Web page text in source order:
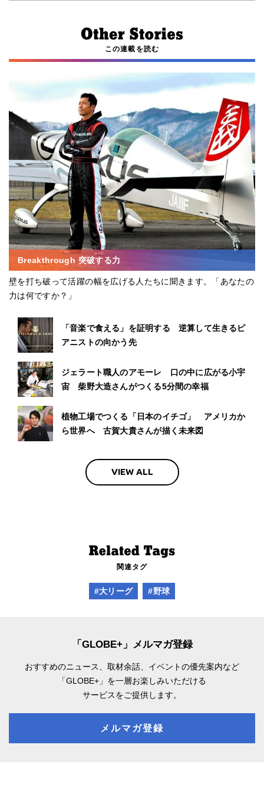
この連載を読む
Breakthrough 突破する力
壁を打ち破って活躍の幅を広げる人たちに聞きます。「あなたの
力は何ですか？」
「音楽で食える」を証明する 逆算して生きるピ
アニストの向かう先
ジェラート職人のアモーレ 口の中に広がる小宇
宙 柴野大造さんがつくる5分間の幸福
植物工場でつくる「日本のイチゴ」 アメリカか
ら世界へ 古賀大貴さんが描く未来図
VIEW ALL
関連タグ
#大リーグ #野球
「GLOBE+」メルマガ登録
おすすめのニュース、取材余話、 イベントの優先案内など
「GLOBE+」を一層お楽しみいただける
サービスをご提供します。
メルマガ登録